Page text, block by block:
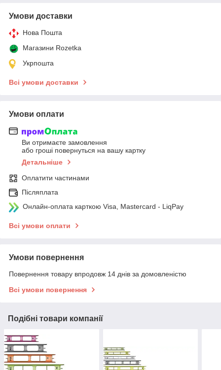
Умови доставки
Нова Пошта
Магазини Rozetka
Укрпошта
Всі умови доставки
Умови оплати
Ви отримаєте замовлення
або гроші повернуться на вашу картку
Детальніше
Оплатити частинами
Післяплата
Онлайн-оплата карткою Visa, Mastercard - LiqPay
Всі умови оплати
Умови повернення
Повернення товару впродовж 14 днів за домовленістю
Всі умови повернення
Подібні товари компанії